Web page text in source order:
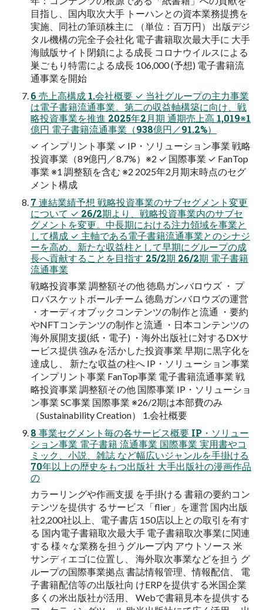
目指し、国内取次大手 トーハンとの資本業務提携を
実施、同社の筆頭株主に （単位：百万円） 出版デジ
タル機構の完全子会社化 電子書籍取次最大手に 大手
海賊版サイト閉鎖による成長 コロナウイルスによる
巣ごもり特需による成長 106,000 (予想) 電子書籍流
通事業を開始
6 売上高構成 1.会社概要 ✓ 当社グループの主力事業
は電子書籍流通事業。第二の収益軸構築に向け、戦
略投資事業を推進 2025年2月期 通期売上高 1,019※1
億円 電子書籍流通事業（938億円／91.2%）
✓ インプリント事業 ✓ IP・ソリューション事業 戦略
投資事業（89億円／8.7%）※2 ✓ 国際事業 ✓ FanTop
事業 ※1 調整額を含む ※2 2025年2月期末時点のセグ
メント構成
7 連結業績予想 戦略投資事業のサブセグメント変更
について ✓ 26/2期より、戦略投資事業内のサブセ
グメントを変更。中長期における注力領域を事業と
して構成 ✓ 主軸である電子書籍流通事業とのシナジ
ーを高め、新たな収益柱として早期にグループの成
長へ貢献することを目指す 25/2期 26/2期 電子書籍
流通事業
戦略投資事業 調整額その他 徳島ガンバロウズ ・ プ
ロバスケットボールチーム 徳島ガンバロウズの運営
・オーディオブックコンテンツの制作と流通 ・要約
やNFTコンテンツの制作と流通 ・日本コンテンツの
海外展開支援(紙・電子) ・海外出版社に対するDXサ
ービス提供 強みを活かした投資事業 早期に黒字化を
達成し、 新たな収益の柱へ IP・ソリューション事業
インプリント事業 FanTop事業 電子書籍流通事業 戦
略投資事業 調整額その他 国際事業 IP・ソリューショ
ン事業 SC事業 国際事業 ※26/2期は本部費のみ
（Sustainability Creation） 1.会社概要
8 事業セグメント毎の各サービス概要 IP・ソリュー
ション事業 電子書籍 流通事業 国際事業 実用書やコ
ミック、小説、雑誌 など幅広いジャンルを手掛ける
70年以上の歴史をもつ出版社 大手出版社の漫画作品
の
カラーリングや作画支援 を手掛ける 書籍の要約コン
テンツを提供す るサービス「flier」を運営 国内出版
社2,200社以上、電子書店 150店以上との取引を有す
る 国内電子書籍取次最大手 電子書籍取次事業に関連
する 様々な業務を担うグループ内 アウトソース 米
サンディエゴに位置し、 海外取次事業などを担う グ
ループの国際事業拠点 書誌情報管理、情報配信、 電
子書籍配信等の出版社向 けERPを提供する米国企業
多くの米出版社が活用、 Webで書籍見本を提供する